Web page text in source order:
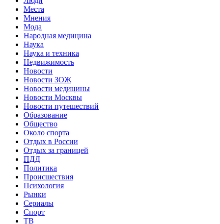
Места
Мнения
Мода
Народная медицина
Наука
Наука и техника
Недвижимость
Новости
Новости ЗОЖ
Новости медицины
Новости Москвы
Новости путешествий
Образование
Общество
Около спорта
Отдых в России
Отдых за границей
ПДД
Политика
Происшествия
Психология
Рынки
Сериалы
Спорт
ТВ